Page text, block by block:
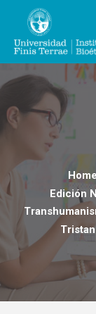
content
Home
Edición